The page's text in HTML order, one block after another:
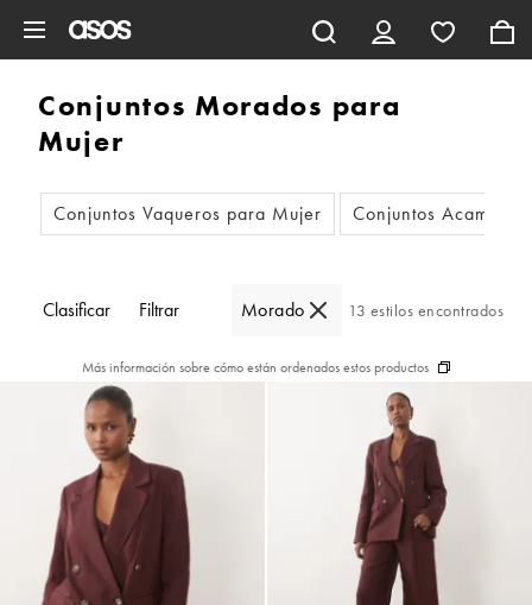
Conjuntos Morados para
Mujer
Conjuntos Vaqueros para Mujer Conjuntos
Clasificar Filtrar Morado 13 estilos encontrados
Más información sobre cómo están ordenados estos productos